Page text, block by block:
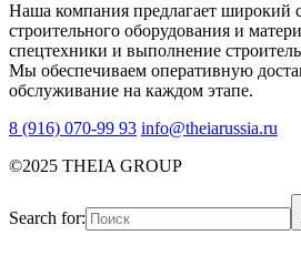
Наша компания предлагает широкий
строительного оборудования и
спецтехники и выполнение
Мы обеспечиваем оперативную
обслуживание на каждом этапе.
8 (916) 070-99 93 info@theiarussia.ru
©2025 THEIA GROUP
Search for: